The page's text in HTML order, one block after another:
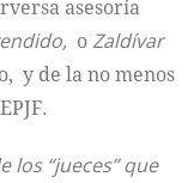
asesoría
oZaldívar
y de la no menos
los “jueces” que